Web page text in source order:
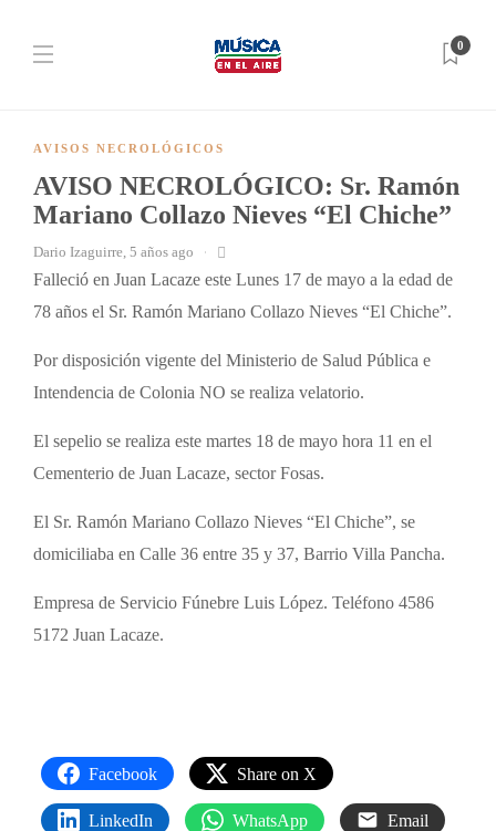
0
AVISOS NECROLÓGICOS
AVISO NECROLÓGICO: Sr. Ramón
Mariano Collazo Nieves “El Chiche”
Dario Izaguirre, 5 años ago
Falleció en Juan Lacaze este Lunes 17 de mayo a la edad de
78 años el Sr. Ramón Mariano Collazo Nieves “El Chiche”.
Por disposición vigente del Ministerio de Salud Pública e
Intendencia de Colonia NO se realiza velatorio.
El sepelio se realiza este martes 18 de mayo hora 11 en el
Cementerio de Juan Lacaze, sector Fosas.
El Sr. Ramón Mariano Collazo Nieves “El Chiche”, se
domiciliaba en Calle 36 entre 35 y 37, Barrio Villa Pancha.
Empresa de Servicio Fúnebre Luis López. Teléfono 4586
5172 Juan Lacaze.
Facebook Share on X
LinkedIn WhatsApp Email